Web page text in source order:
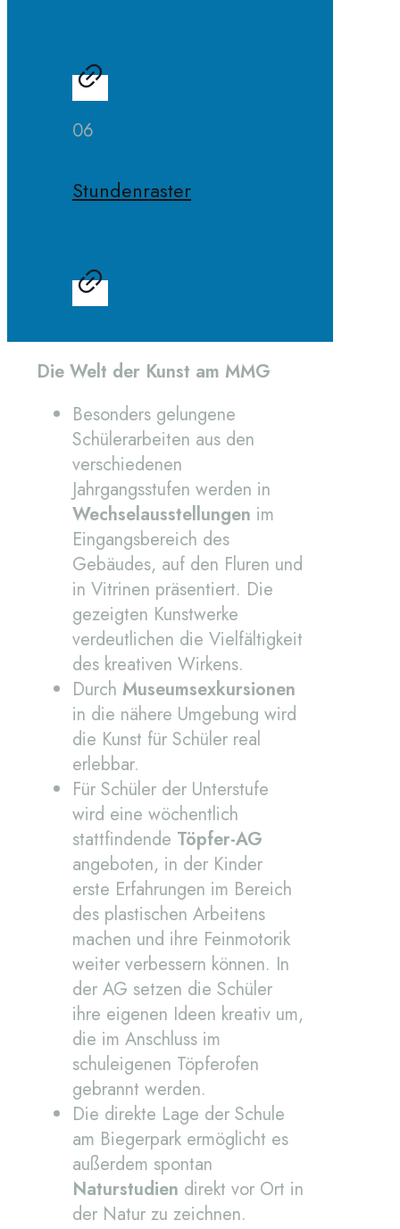
06
Stundenraster
Die Welt der Kunst am MMG
Besonders gelungene
Schülerarbeiten aus den
verschiedenen
Jahrgangsstufen werden in
Wechselausstellungen im
Eingangsbereich des
Gebäudes, auf den Fluren und
in Vitrinen präsentiert. Die
gezeigten Kunstwerke
verdeutlichen die Vielfältigkeit
des kreativen Wirkens.
Durch Museumsexkursionen
in die nähere Umgebung wird
die Kunst für Schüler real
erlebbar.
Für Schüler der Unterstufe
wird eine wöchentlich
stattfindende Töpfer-AG
angeboten, in der Kinder
erste Erfahrungen im Bereich
des plastischen Arbeitens
machen und ihre Feinmotorik
weiter verbessern können. In
der AG setzen die Schüler
ihre eigenen Ideen kreativ um,
die im Anschluss im
schuleigenen Töpferofen
gebrannt werden.
Die direkte Lage der Schule
am Biegerpark ermöglicht es
außerdem spontan
Naturstudien direkt vor Ort in
der Natur zu zeichnen.